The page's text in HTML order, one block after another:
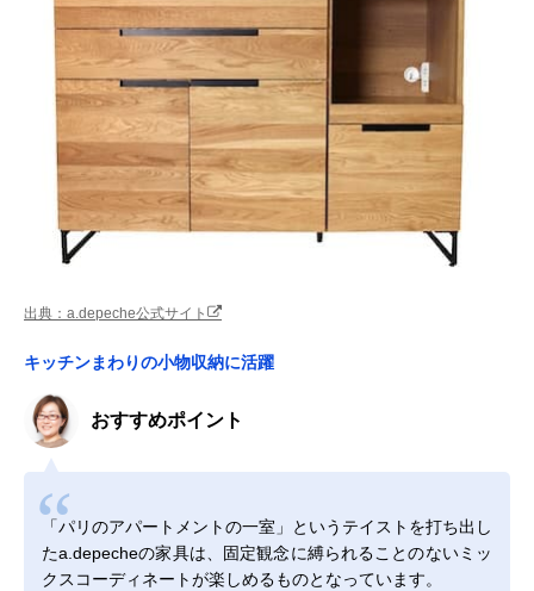
出典：a.depeche公式サイト
キッチンまわりの小物収納に活躍
おすすめポイント
「パリのアパートメントの一室」というテイストを打ち出し
たa.depecheの家具は、固定観念に縛られることのないミッ
クスコーディネートが楽しめるものとなっています。